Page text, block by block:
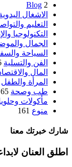
Blog 2
الاشغال
التعليم
التكنولوجيا
الجمال
السياحة
الفن والتسلية
المال
المرأة والطفل
طب وصحة 65
مأكولات
منوع 161
شارك خبرتك معنا
اطلق العنان